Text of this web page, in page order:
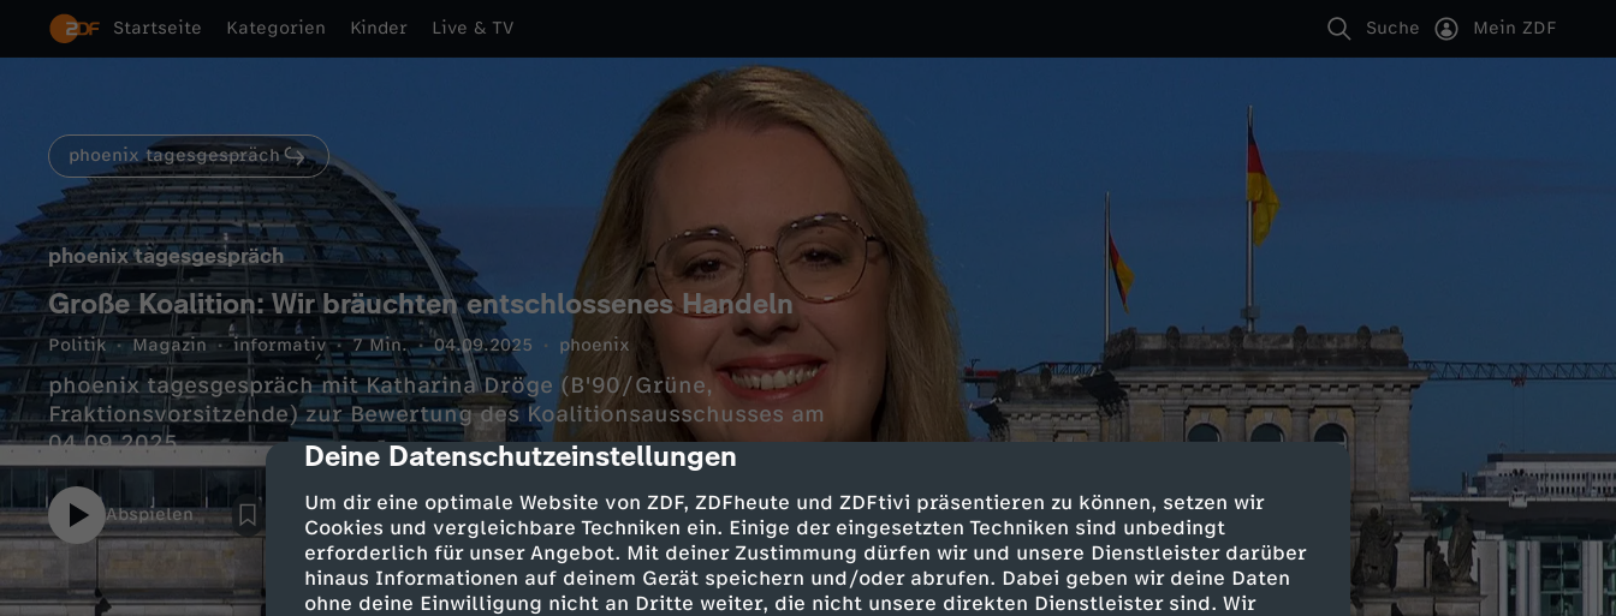
cmp-dialog-description
Deine Datenschutzeinstellungen
Um dir eine optimale Website von ZDF, ZDFheute und ZDFtivi präsentieren zu können, setzen wir
Cookies und vergleichbare Techniken ein. Einige der eingesetzten Techniken sind unbedingt
erforderlich für unser Angebot. Mit deiner Zustimmung dürfen wir und unsere Dienstleister darüber
hinaus Informationen auf deinem Gerät speichern und/oder abrufen. Dabei geben wir deine Daten
ohne deine Einwilligung nicht an Dritte weiter, die nicht unsere direkten Dienstleister sind. Wir
Startseite Kategorien Kinder Live & TV Suche Mein ZDF
phoenix tagesgespräch
phoenix tagesgespräch
Große Koalition: Wir bräuchten entschlossenes Handeln
Politik Magazin informativ 7 Min. 04.09.2025 phoenix
phoenix tagesgespräch mit Katharina Dröge (B'90/Grüne,
Fraktionsvorsitzende) zur Bewertung des Koalitionsausschusses am
04.09.2025
Abspielen